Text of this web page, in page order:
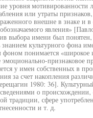
уровня мотивированности
или утраты
внешне в знаке и в
явления»
выбора имени был
культурного фона
понимается «широкое
признаковое
у имен собственных в
за счет накопления
1980: 36].
о
традиции, сфере
и т. д.